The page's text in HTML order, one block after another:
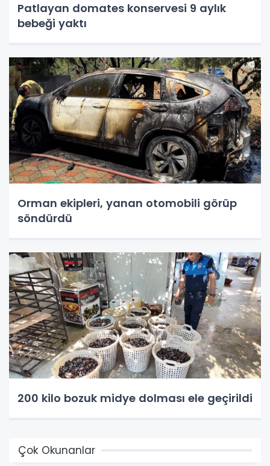
Patlayan domates konservesi 9 aylık
bebeği yaktı
Orman ekipleri, yanan otomobili görüp
söndürdü
200 kilo bozuk midye dolması ele geçirildi
Çok Okunanlar